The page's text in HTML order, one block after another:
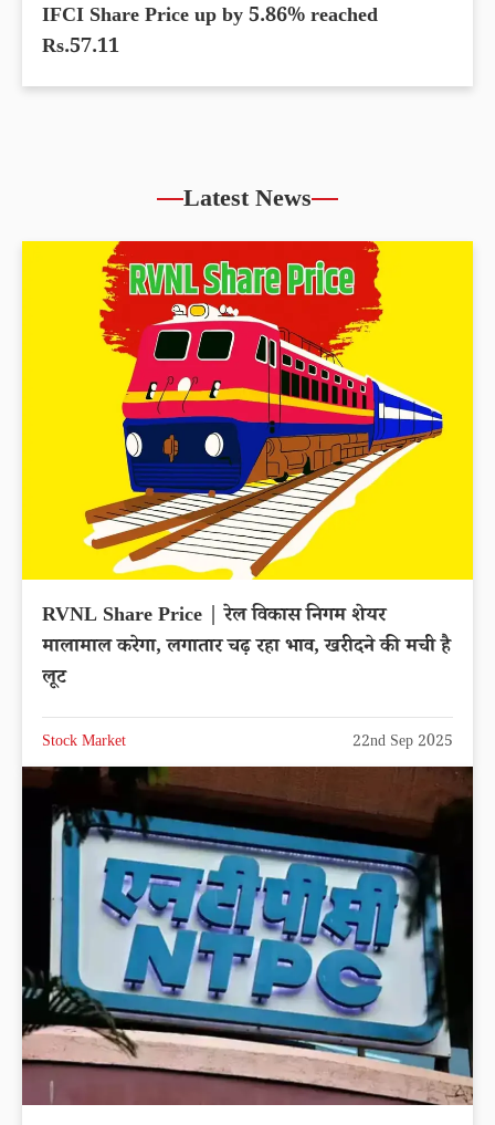
IFCI Share Price up by 5.86% reached
Rs.57.11
Latest News
RVNL Share Price | रेल विकास निगम शेयर
मालामाल करेगा, लगातार चढ़ रहा भाव, खरीदने की मची है
लूट
Stock Market 22nd Sep 2025